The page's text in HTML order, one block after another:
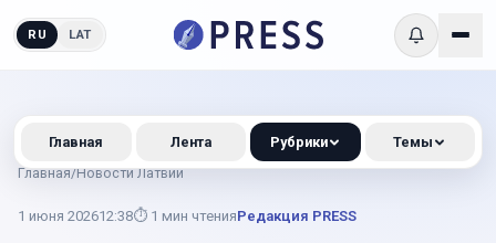
RU LAT
Главная/Новости Латвии
1 июня 202612:38⏱ 1 мин чтенияРедакция PRESS
Главная Лента Рубрики Темы